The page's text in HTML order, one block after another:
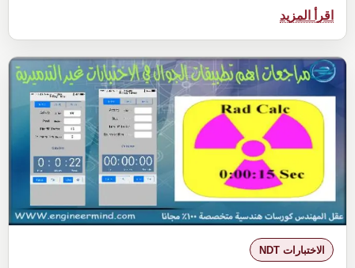
اقرأ المزيد
مزايا
وعيوب
تطبيق
الاختبارات
غير
التدميرية
eNDT
للهاتف
الجوال
الاختبارات NDT